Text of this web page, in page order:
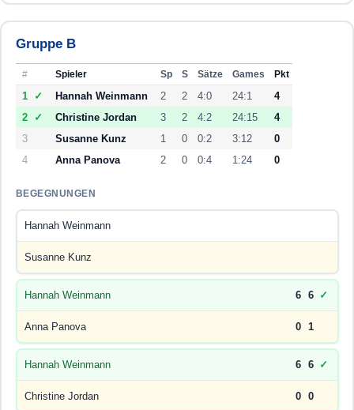
Gruppe B
# Spieler Sp S Sätze Games Pkt
1 ✓ Hannah Weinmann 2 2 4:0 24:1
4
2
✓ Christine Jordan 3 2 4:2 24:15
4
3
Susanne Kunz 1 0 0:2 3:12
0
4
Anna Panova 2 0 0:4 1:24 0
BEGEGNUNGEN
Hannah Weinmann
Susanne Kunz
Hannah Weinmann 6 6 ✓
Anna Panova 0 1
Hannah Weinmann 6 6 ✓
Christine Jordan 0 0